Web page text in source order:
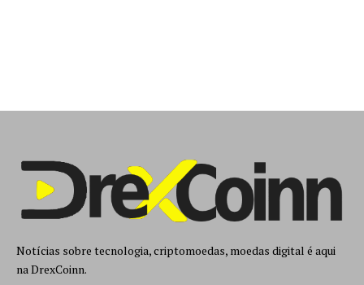
Notícias sobre tecnologia, criptomoedas, moedas digital é aqui
na DrexCoinn.